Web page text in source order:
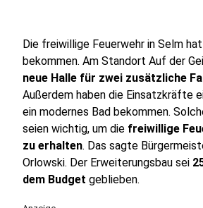
Die freiwillige Feuerwehr in Selm
bekommen. Am Standort Auf der
neue Halle für zwei zusätzliche
Außerdem haben die Einsatzkräfte
ein modernes Bad bekommen.
seien wichtig, um die freiwillige
zu erhalten. Das sagte
Orlowski. Der Erweiterungsbau sei
dem Budget geblieben.